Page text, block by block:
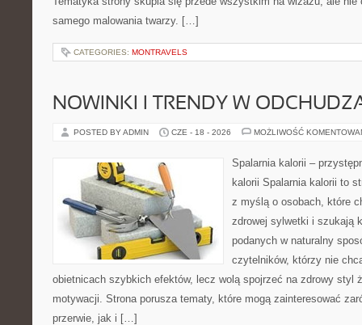
samego malowania twarzy. […]
CATEGORIES: MONTRAVELS
NOWINKI I TRENDY W
POSTED BY ADMIN CZE - 18 - 2026 MOŻLIWOŚĆ
Spalarnia kalorii –
kalorii Spalarnia kalorii to
z myślą o osobach, które
zdrowej sylwetki i szukają
podanych w naturalny
czytelników, którzy nie
obietnicach szybkich efektów, lecz wolą spojrzeć na zdrowy styl
motywacji. Strona porusza tematy, które mogą zainteresować
przerwie, jak i […]